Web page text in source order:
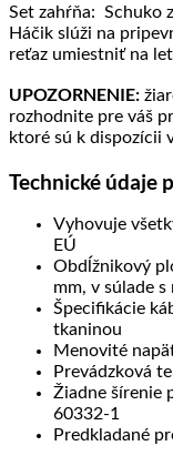
Set zahŕňa: Schuko
Háčik slúži na
reťaz umiestniť na
UPOZORNENIE:
rozhodnite pre váš
ktoré sú k dispozícii
Technické údaje
Vyhovuje
EÚ
Obdĺžnikový
mm, v súlade
Špecifikácie
tkaninou
Menovité
Prevádzková
Žiadne šírenie
60332-1
Predkladané